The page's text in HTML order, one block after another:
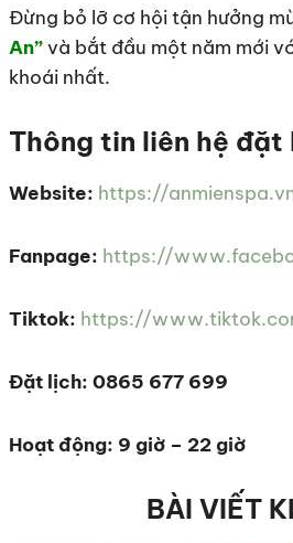
Đừng bỏ lỡ cơ hội tận hưởng
An”và bắt đầu một năm mới
khoái nhất.
Thông tin liên hệ đặt
Website: https://
Fanpage: https://
Tiktok: https://
Đặt lịch: 0865 677 699
Hoạt động: 9 giờ – 22 giờ
BÀI VIẾT